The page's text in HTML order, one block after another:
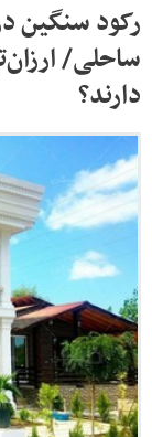
رکود سنگین
ساحلی/
دارند؟